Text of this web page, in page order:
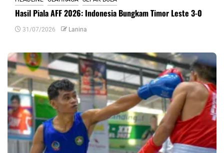
Hasil Piala AFF 2026: Indonesia Bungkam Timor Leste 3-0
31/07/2026 Lanina